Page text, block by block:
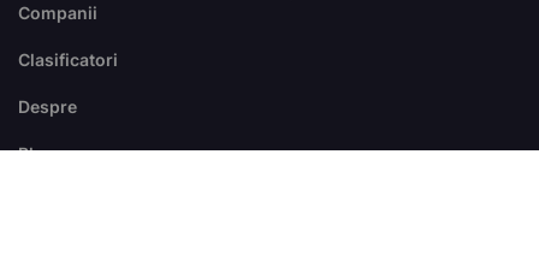
Companii
Clasificatori
Despre
Blog